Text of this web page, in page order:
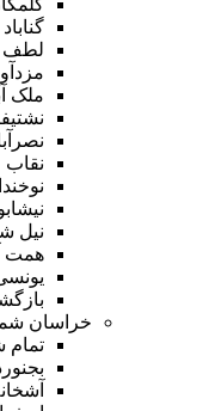
گناباد
لطف
ملک
نقاب
نیل
همت
خراسان
تمام